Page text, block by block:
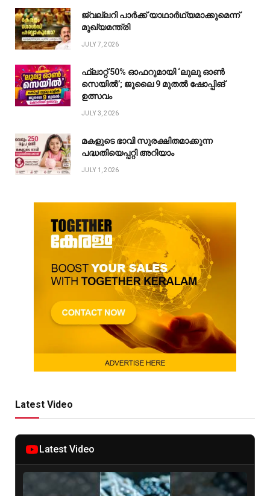
ജ്വല്ലറി പാർക്ക് യാഥാർഥ്യമാക്കുമെന്ന്
മുഖ്യമന്ത്രി
JULY 7, 2026
ഫ്ലാറ്റ് 50% ഓഫറുമായി ‘ലുലു ഓൺ
സെയിൽ’; ജൂലൈ 9 മുതൽ ഷോപ്പിങ്
ഉത്സവം
JULY 3, 2026
മകളുടെ ഭാവി സുരക്ഷിതമാക്കുന്ന
പദ്ധതിയെപ്പറ്റി അറിയാം
JULY 1, 2026
Latest Video
Latest Video